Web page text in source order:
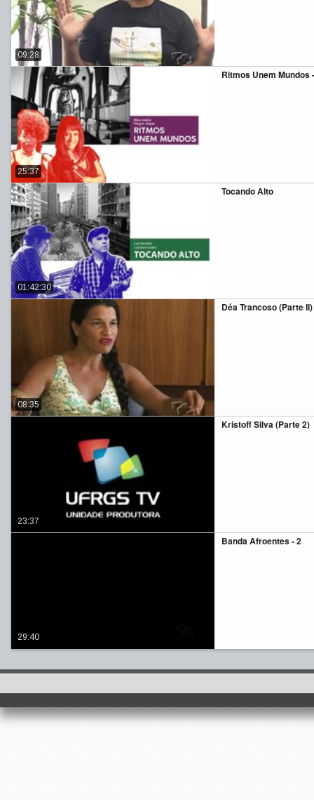
09:28
Ritmos Unem Mundos
25:37
Tocando Alto
01:42:30
Déa Trancoso (Parte
08:35
Kristoff Silva (Parte 2)
23:37
Banda Afroentes - 2
29:40